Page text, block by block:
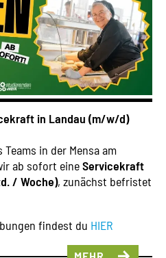
in Landau (m/w/d)
in der Mensa am
ab sofort eineServicekraft
/ Woche), zunächst befristet
findest du HIER